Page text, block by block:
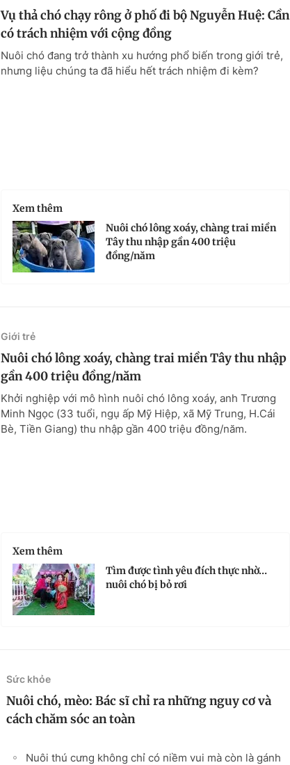
Vụ thả chó chạy rông ở phố đi bộ Nguyễn Huệ: Cần
có trách nhiệm với cộng đồng
Nuôi chó đang trở thành xu hướng phổ biến trong giới trẻ,
nhưng liệu chúng ta đã hiểu hết trách nhiệm đi kèm?
Xem thêm
Nuôi chó lông xoáy, chàng trai miền
Tây thu nhập gần 400 triệu
đồng/năm
Giới trẻ
Nuôi chó lông xoáy, chàng trai miền Tây thu nhập
gần 400 triệu đồng/năm
Khởi nghiệp với mô hình nuôi chó lông xoáy, anh Trương
Minh Ngọc (33 tuổi, ngụ ấp Mỹ Hiệp, xã Mỹ Trung, H.Cái
Bè, Tiền Giang) thu nhập gần 400 triệu đồng/năm.
Xem thêm
Tìm được tình yêu đích thực nhờ…
nuôi chó bị bỏ rơi
Sức khỏe
Nuôi chó, mèo: Bác sĩ chỉ ra những nguy cơ và
cách chăm sóc an toàn
Nuôi thú cưng không chỉ có niềm vui mà còn là gánh